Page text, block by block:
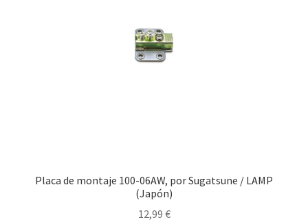
Placa de montaje 100-06AW, por Sugatsune / LAMP
(Japón)
12,99 €